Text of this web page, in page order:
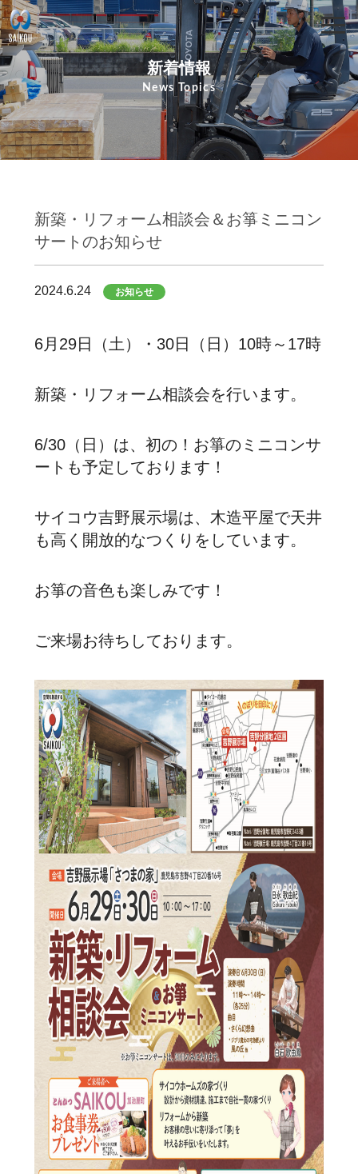
新着情報
News Topics
新築・リフォーム相談会＆お箏ミニコン
サートのお知らせ
2024.6.24 お知らせ
6月29日（土）・30日（日）10時～17時
新築・リフォーム相談会を行います。
6/30（日）は、初の！お箏のミニコンサ
ートも予定しております！
サイコウ吉野展示場は、木造平屋で天井
も高く開放的なつくりをしています。
お箏の音色も楽しみです！
ご来場お待ちしております。